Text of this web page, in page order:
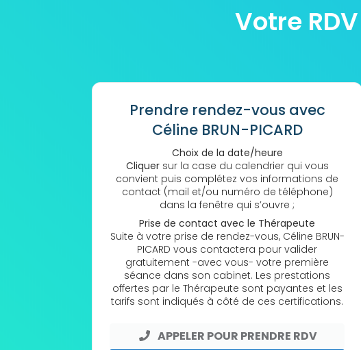
Votre
Prendre rendez-vous avec
Céline BRUN-PICARD
Choix de la date/heure
Cliquersur la case du calendrier qui vous
convient puis complétez vos informations de
contact (mail et/ou numéro de téléphone)
dans la fenêtre qui s’ouvre ;
Prise de contact avec le Thérapeute
Suite à votre prise de rendez-vous, Céline BRUN-
PICARD vous contactera pour valider
gratuitement -avec vous- votre première
séance dans son cabinet. Les prestations
offertes par le Thérapeute sont payantes et les
tarifs sont indiqués à côté de ces certifications.
APPELER POUR PRENDRE RDV